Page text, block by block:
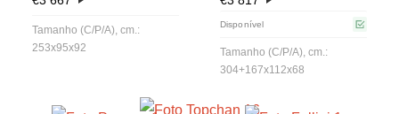
Tamanho (C/P/A), cm.:
253x95x92
Disponível
Tamanho (C/P/A), cm.:
304+167x112x68